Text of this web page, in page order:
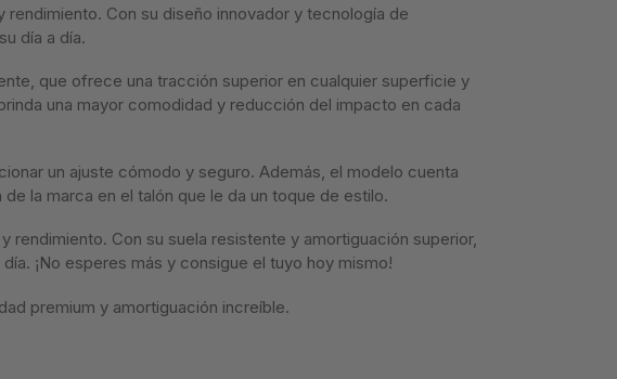
Con su diseño innovador y tecnología de
día a día.
que ofrece una tracción superior en cualquier superficie y
una mayor comodidad y reducción del impacto en cada
un ajuste cómodo y seguro. Además, el modelo cuenta
la marca en el talón que le da un toque de estilo.
Con su suela resistente y amortiguación superior,
¡No esperes más y consigue el tuyo hoy mismo!
premium y amortiguación increíble.